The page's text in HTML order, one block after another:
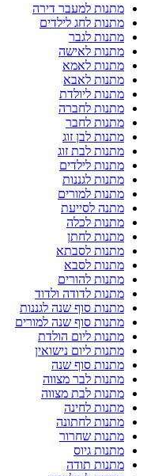
מתנות למעבר דירה
מתנות לחג לילדים
מתנות לגבר
מתנות לאישה
מתנות לאמא
מתנות לאבא
מתנות ליולדת
מתנות לחברה
מתנות לחבר
מתנות לבן זוג
מתנות לבת זוג
מתנות לילדים
מתנות לגננות
מתנות למורים
מתנה לסייעת
מתנות לכלה
מתנות לחתן
מתנות לסבתא
מתנות לסבא
מתנות להורים
מתנות לדודה ולדוד
מתנות סוף שנה לגננות
מתנות סוף שנה למורים
מתנות ליום הולדת
מתנות ליום נישואין
מתנות סוף שנה
מתנות לבר מצווה
מתנות לבת מצווה
מתנות לחינה
מתנות לחתונה
מתנות שחרור
מתנות גיוס
מתנות תודה